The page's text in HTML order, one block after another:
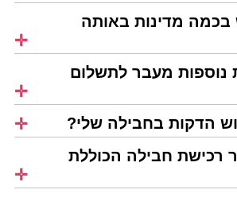
מדינות באותה
נוספות מעבר לתשלום
הדקות בחבילה שלי?
רכישת חבילה הכוללת